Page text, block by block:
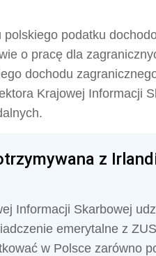
polskiego podatku
o pracę dla
dochodu
Krajowej Informacji
z
Informacji Skarbowej
emerytalne z
w Polsce zarówno